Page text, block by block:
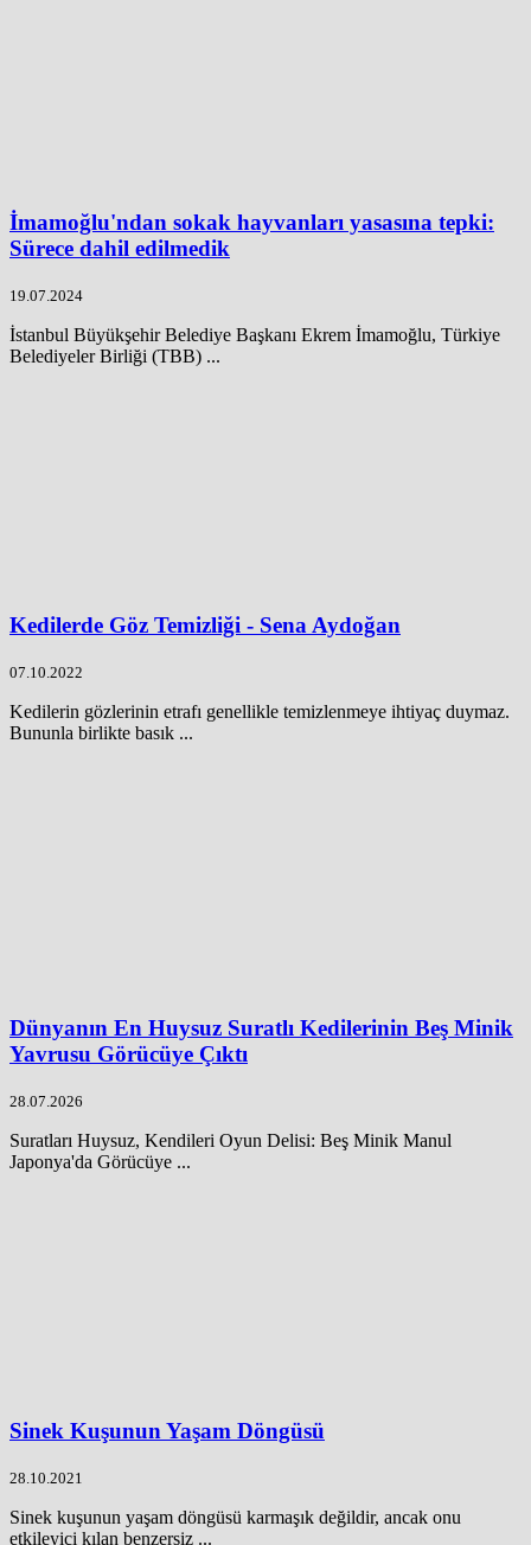
İmamoğlu'ndan sokak hayvanları yasasına tepki:
Sürece dahil edilmedik
19.07.2024
İstanbul Büyükşehir Belediye Başkanı Ekrem İmamoğlu, Türkiye
Belediyeler Birliği (TBB) ...
Kedilerde Göz Temizliği - Sena Aydoğan
07.10.2022
Kedilerin gözlerinin etrafı genellikle temizlenmeye ihtiyaç duymaz.
Bununla birlikte basık ...
Dünyanın En Huysuz Suratlı Kedilerinin Beş Minik
Yavrusu Görücüye Çıktı
28.07.2026
Suratları Huysuz, Kendileri Oyun Delisi: Beş Minik Manul
Japonya'da Görücüye ...
Sinek Kuşunun Yaşam Döngüsü
28.10.2021
Sinek kuşunun yaşam döngüsü karmaşık değildir, ancak onu
etkileyici kılan benzersiz ...